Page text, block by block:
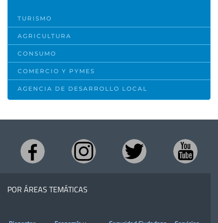
TURISMO
AGRICULTURA
CONSUMO
COMERCIO Y PYMES
AGENCIA DE DESARROLLO LOCAL
POR ÁREAS TEMÁTICAS